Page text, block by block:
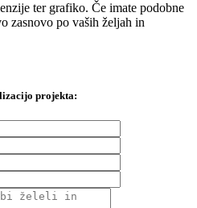
ter grafiko. Če imate podobne
zasnovo po vaših željah in
projekta: